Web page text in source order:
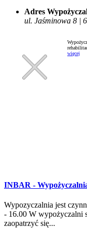
Adres
ul. Jaśminowa 8 |
więcej
INBAR -
Wypozyczalnia jest
- 16.00 W wypożyczalni
zaopatrzyć się...